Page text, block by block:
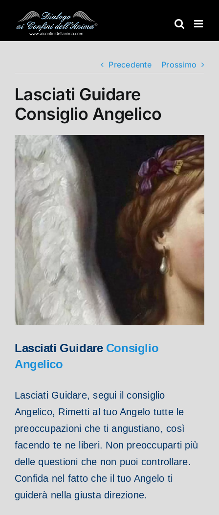
contenuto
Precedente Prossimo
Lasciati Guidare
Consiglio Angelico
Lasciati Guidare Consiglio
Angelico
Lasciati Guidare, segui il consiglio
Angelico, Rimetti al tuo Angelo tutte le
preoccupazioni che ti angustiano, così
facendo te ne liberi. Non preoccuparti più
delle questioni che non puoi controllare.
Confida nel fatto che il tuo Angelo ti
guiderà nella giusta direzione.